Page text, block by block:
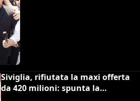
Siviglia, rifiutata la maxi offerta
da 420 milioni: spunta la